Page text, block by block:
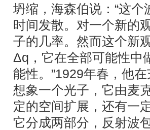
坍缩，海森伯说：“这
时间发散。对一个新的
子的几率。然而这个新
Δq，它在全部可能性中
能性。”1929年春，他
想象一个光子，它由麦
定的空间扩展，还有一
它分成两部分，反射波